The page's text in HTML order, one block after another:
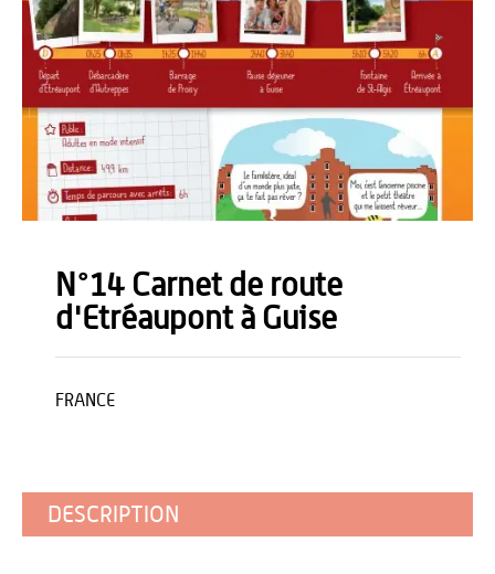
N°14 Carnet de route
d'Etréaupont à Guise
FRANCE
DESCRIPTION